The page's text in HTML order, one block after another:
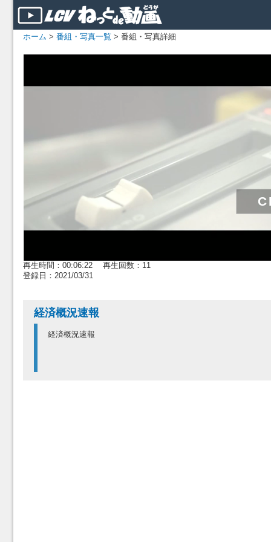
ホーム > 番組・写真一覧 > 番組・写真詳細
再生時間：00:06:22 再生回数：11
登録日：2021/03/31
経済概況速報
経済概況速報